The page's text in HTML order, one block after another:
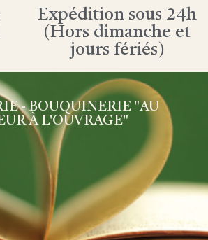
Expédition sous 24h
(Hors dimanche et
jours fériés)
- BOUQUINERIE "AU
À L'OUVRAGE"